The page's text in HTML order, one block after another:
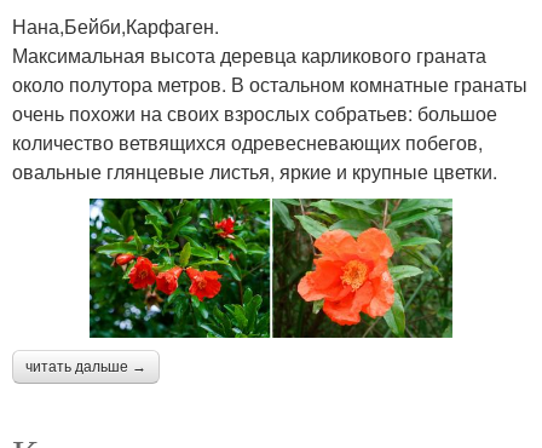
Нана,Бейби,Карфаген.
Максимальная высота деревца карликового граната
около полутора метров. В остальном комнатные гранаты
очень похожи на своих взрослых собратьев: большое
количество ветвящихся одревесневающих побегов,
овальные глянцевые листья, яркие и крупные цветки.
читать дальше →